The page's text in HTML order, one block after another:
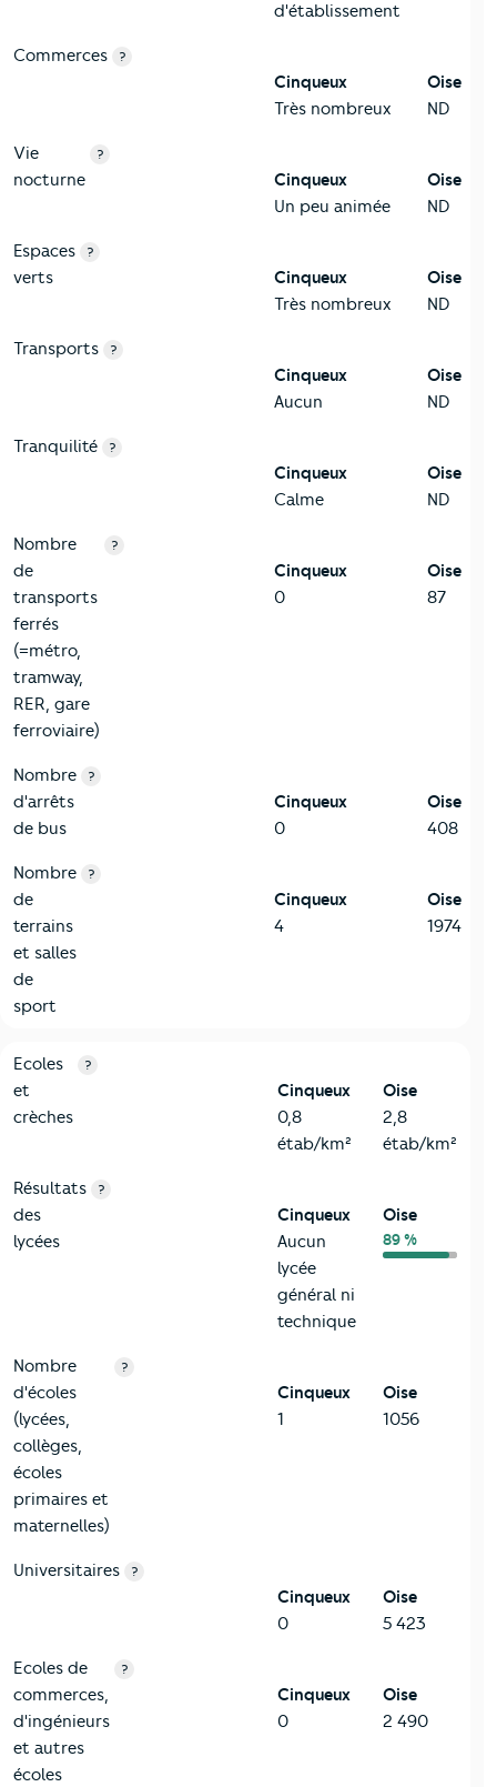
d'établissement
Commerces ?
Cinqueux
Très nombreux
Oise
ND
Vie
nocturne
?
Cinqueux
Un peu animée
Oise
ND
Espaces
verts
?
Cinqueux
Très nombreux
Oise
ND
Transports ?
Cinqueux
Aucun
Oise
ND
Tranquilité ?
Cinqueux
Calme
Oise
ND
Nombre
de
transports
ferrés
(=métro,
tramway,
RER, gare
ferroviaire)
?
Cinqueux
0
Oise
87
Nombre
d'arrêts
de bus
?
Cinqueux
0
Oise
408
Nombre
de
terrains
et salles
de
sport
?
Cinqueux
4
Oise
1974
4-Education
Critères
Ecoles
et
crèches
?
Cinqueux
0,8
étab/km²
Oise
2,8
étab/km²
Résultats
des
lycées
?
Cinqueux
Aucun
lycée
général ni
technique
Oise
89 %
Nombre
d'écoles
(lycées,
collèges,
écoles
primaires et
maternelles)
?
Cinqueux
1
Oise
1056
Universitaires ?
Cinqueux
0
Oise
5 423
Ecoles de
commerces,
d'ingénieurs
et autres
écoles
?
Cinqueux
0
Oise
2 490